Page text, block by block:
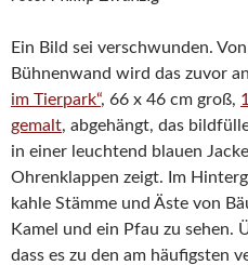
Ein Bild sei verschwunden.
Bühnenwand wird das zuvor
im Tierpark“, 66 x 46 cm groß,
gemalt, abgehängt, das
in einer leuchtend blauen
Ohrenklappen zeigt. Im
kahle Stämme und Äste von
Kamel und ein Pfau zu
dass es zu den am häufigsten